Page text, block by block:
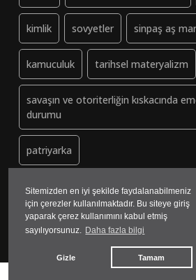
Sitemizden en iyi şekilde faydalanabilmeniz
için çerezler kullanılmaktadır. Bu siteye giriş
yaparak çerez kullanımını kabul etmiş
sayılıyorsunuz. Daha fazla bilgi
Gizle Tamam
kimlik sovyetler sinpaş aş
kamuculuk tarihsel materyalizm
savaşın ve otoriterliğin kıskacında
durumu
patriyarka
Dayanisma-Datca.org (ↄ) Copyleft - Lütfen
yazılım&tasarım: